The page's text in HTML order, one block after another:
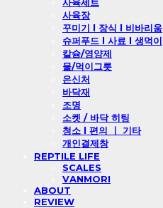
사육장
꾸미기 l 장식 l 비바리움
슈퍼푸드 l 사료 l 생먹이
칼슘/영양제
물/먹이그릇
은신처
바닥재
조명
소켓 / 바닥 히팅
청소 l 편의 ㅣ 기타
개인결제창
REPTILE LIFE
SCALES
VANMORI
ABOUT
REVIEW